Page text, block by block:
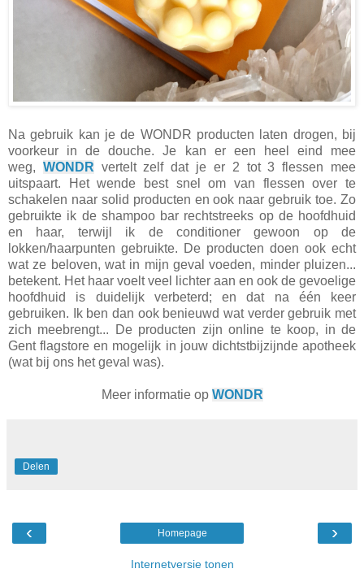
Na gebruik kan je de WONDR producten laten drogen, bij
voorkeur in de douche. Je kan er een heel eind mee
weg, WONDR vertelt zelf dat je er 2 tot 3 flessen mee
uitspaart. Het wende best snel om van flessen over te
schakelen naar solid producten en ook naar gebruik toe. Zo
gebruikte ik de shampoo bar rechtstreeks op de hoofdhuid
en haar, terwijl ik de conditioner gewoon op de
lokken/haarpunten gebruikte. De producten doen ook echt
wat ze beloven, wat in mijn geval voeden, minder pluizen...
betekent. Het haar voelt veel lichter aan en ook de gevoelige
hoofdhuid is duidelijk verbeterd; en dat na één keer
gebruiken. Ik ben dan ook benieuwd wat verder gebruik met
zich meebrengt... De producten zijn online te koop, in de
Gent flagstore en mogelijk in jouw dichtstbijzijnde apotheek
(wat bij ons het geval was).
Meer informatie op WONDR
Delen
‹ ›
Homepage
Internetversie tonen